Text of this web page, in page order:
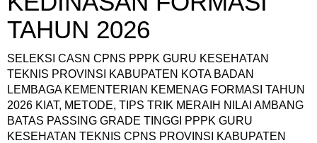
TAHUN 2026
SELEKSI CASN CPNS PPPK GURU KESEHATAN
TEKNIS PROVINSI KABUPATEN KOTA BADAN
LEMBAGA KEMENTERIAN KEMENAG FORMASI TAHUN
2026 KIAT, METODE, TIPS TRIK MERAIH NILAI AMBANG
BATAS PASSING GRADE TINGGI PPPK GURU
KESEHATAN TEKNIS CPNS PROVINSI KABUPATEN